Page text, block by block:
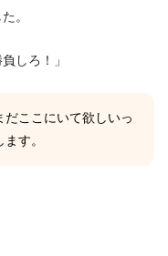
。
しろ！」
だここにいて欲しいっ
す。